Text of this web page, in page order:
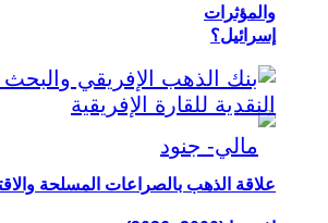
إسرائيل؟
والمؤثرات
علاقة الذهب بالصراعات المسلحة